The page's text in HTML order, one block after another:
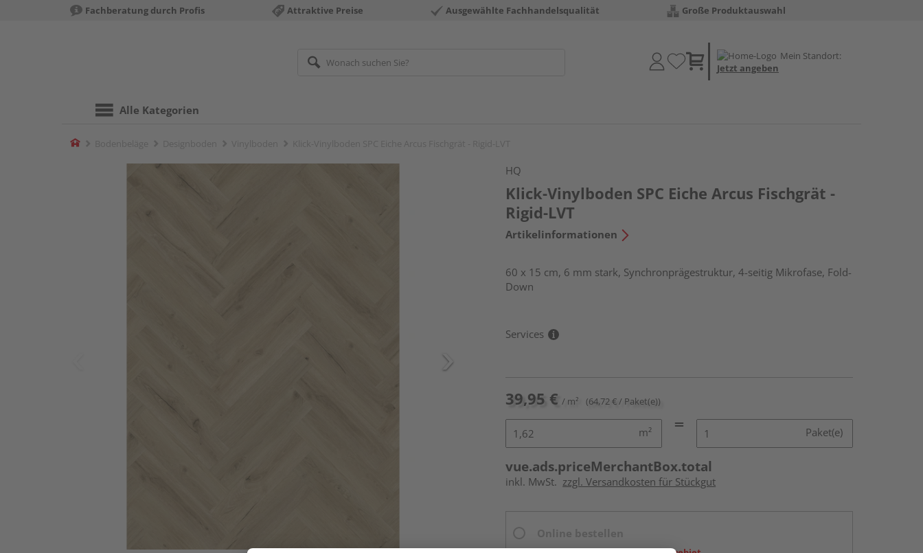
Fachberatung durch Profis Attraktive Preise Ausgewählte Fachhandelsqualität Große Produktauswahl
Mein Standort:
Jetzt angeben
Alle Kategorien
Home
HQ
Klick-Vinylboden SPC Eiche Arcus Fischgrät -
Rigid-LVT
Artikelinformationen
60 x 15 cm, 6 mm stark, Synchronprägestruktur, 4-seitig Mikrofase, Fold-
Down
Services
39,95 € / m² (64,72 € / Paket(e))
m² Paket(e)
vue.ads.priceMerchantBox.total
inkl. MwSt. zzgl. Versandkosten für Stückgut
Online bestellen